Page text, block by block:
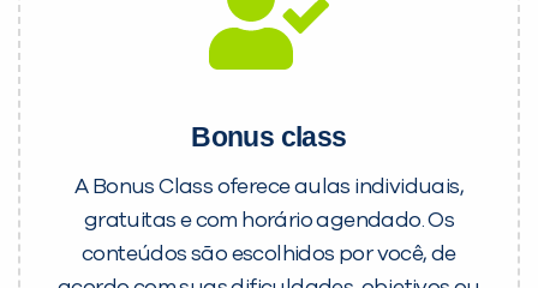
Bonus class
A Bonus Class oferece aulas individuais,
gratuitas e com horário agendado. Os
conteúdos são escolhidos por você, de